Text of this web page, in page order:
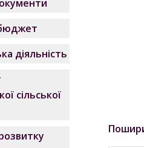
діяльність
сільської